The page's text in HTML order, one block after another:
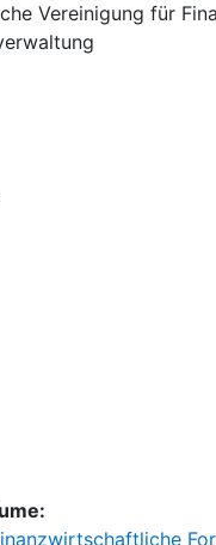
Vereinigung für